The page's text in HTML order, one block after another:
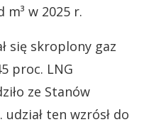
m³ w 2025 r.
się skroplony gaz
proc. LNG
ze Stanów
ten wzrósł do